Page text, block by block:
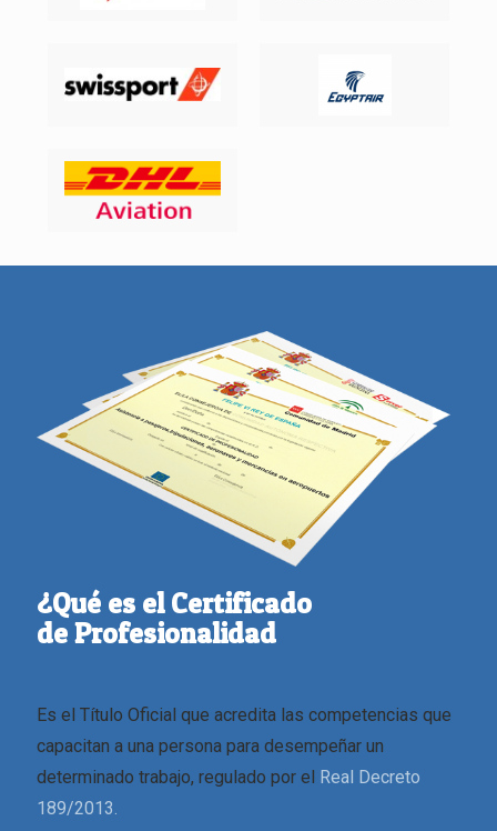
¿Qué es el Certificado
de Profesionalidad
Es el Título Oficial que acredita las competencias que
capacitan a una persona para desempeñar un
determinado trabajo, regulado por el Real Decreto
189/2013.